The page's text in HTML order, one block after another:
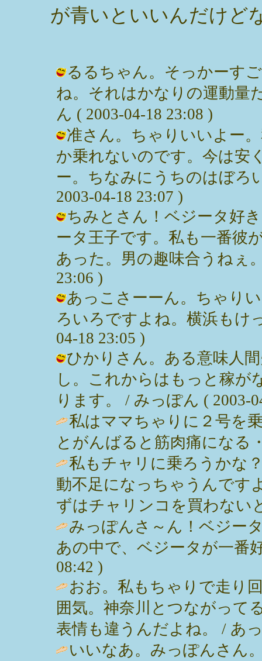
が青いといいんだけど
るるちゃん。そっかーす
ね。それはかなりの運動量
ん ( 2003-04-18 23:08 )
准さん。ちゃりいいよー
か乗れないのです。今は安
ー。ちなみにうちのはぼろ
2003-04-18 23:07 )
ちみとさん！ベジータ好
ータ王子です。私も一番彼
あった。男の趣味合うねぇ
23:06 )
あっこさーーん。ちゃり
ろいろですよね。横浜もけ
04-18 23:05 )
ひかりさん。ある意味人
し。これからはもっと稼が
ります。 / みっぽん ( 2003-
私はママちゃりに２号を
とがんばると筋肉痛になる
私もチャリに乗ろうかな
動不足になっちゃうんです
ずはチャリンコを買わない
みっぽんさ～ん！ベジー
あの中で、ベジータが一番
08:42 )
おお。私もちゃりで走り
囲気。神奈川とつながって
表情も違うんだよね。 / あ
いいなあ。みっぽんさん